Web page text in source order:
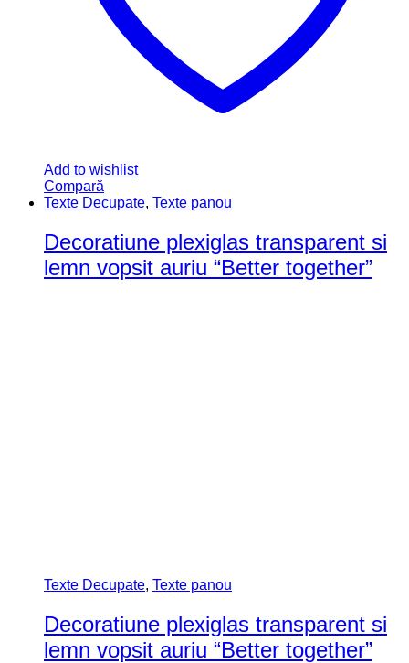
Add to wishlist
Compară
Texte Decupate, Texte panou
Decoratiune plexiglas transparent si
lemn vopsit auriu “Better together”
Texte Decupate, Texte panou
Decoratiune plexiglas transparent si
lemn vopsit auriu “Better together”